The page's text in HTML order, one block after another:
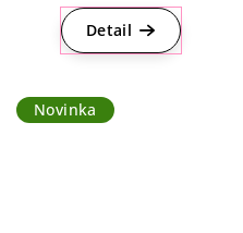
Detail
Novinka